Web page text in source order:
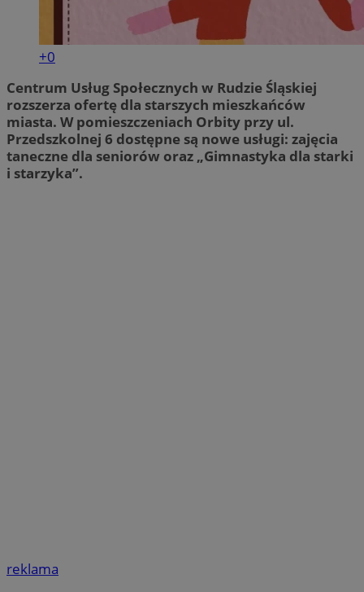
+0
Centrum Usług Społecznych w Rudzie Śląskiej
rozszerza ofertę dla starszych mieszkańców
miasta. W pomieszczeniach Orbity przy ul.
Przedszkolnej 6 dostępne są nowe usługi: zajęcia
taneczne dla seniorów oraz „Gimnastyka dla starki
i starzyka”.
reklama